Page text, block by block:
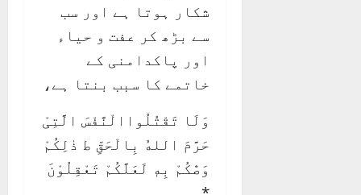
شکار ہوتا ہے اور سب
سے بڑھ کر عفت و حیاء
اور پاکدامنی کے
خاتمے کا سبب بنتا ہے،
وَلَا تَقْتُلُواالْنَّفْسَ الَّتِیْ
حَرَّمَ اللهُ بِالْحَقِّ ط ذٰلِكُمْ
وَصّٰكُمْ بِهٖ لَعَلَّكُمْ تَعْقِلُوْنَ